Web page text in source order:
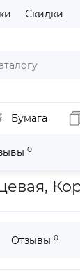
Скидки
Бумага
0
акриловая
Отзывы 0